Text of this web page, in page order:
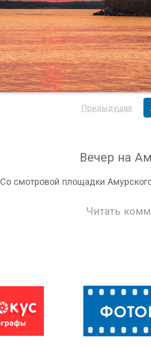
Предыдущая
Вечер на
Со смотровой площадки
Читать